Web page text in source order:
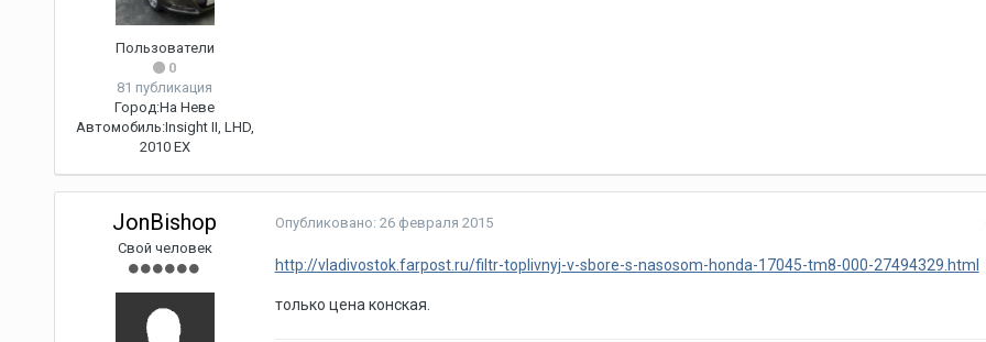
Пользователи
0
81 публикация
Город:На Неве
Автомобиль:Insight II, LHD,
2010 EX
JonBishop
Свой человек
Опубликовано: 26 февраля 2015
http://vladivostok.farpost.ru/filtr-toplivnyj-v-sbore-s-nasosom-honda-17045-tm8-000-27494329.html
только цена конская.